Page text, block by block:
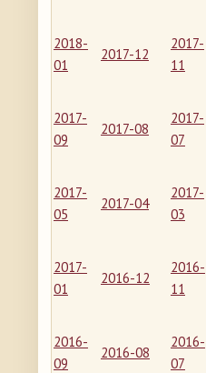
2018-
01
2017-12
2017-
11
2017-
09
2017-08
2017-
07
2017-
05
2017-04
2017-
03
2017-
01
2016-12
2016-
11
2016-
09
2016-08
2016-
07